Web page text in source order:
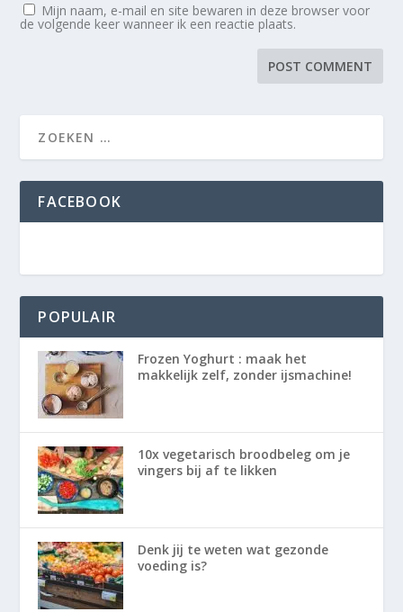
Mijn naam, e-mail en site bewaren in deze browser voor
de volgende keer wanneer ik een reactie plaats.
FACEBOOK
POPULAIR
Frozen Yoghurt : maak het
makkelijk zelf, zonder ijsmachine!
10x vegetarisch broodbeleg om je
vingers bij af te likken
Denk jij te weten wat gezonde
voeding is?